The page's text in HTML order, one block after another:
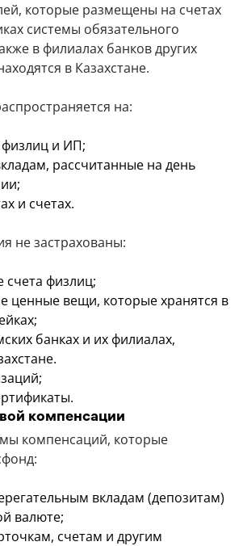
которые размещены на счетах
системы обязательного
в филиалах банков других
в Казахстане.
на:
и ИП;
рассчитанные на день
и счетах.
не застрахованы:
счета физлиц;
ценные вещи, которые хранятся в
банках и их филиалах,
компенсации
компенсаций, которые
вкладам (депозитам)
валюте;
счетам и другим